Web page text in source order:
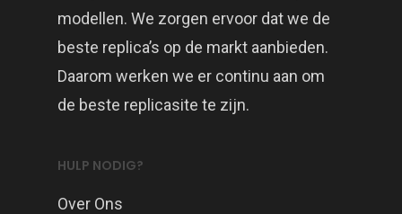
modellen. We zorgen ervoor dat we de
beste replica’s op de markt aanbieden.
Daarom werken we er continu aan om
de beste replicasite te zijn.
HULP NODIG?
Over Ons